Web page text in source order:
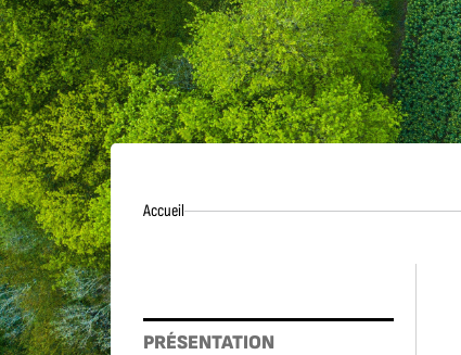
AccueilAccueil
PRÉSENTATION